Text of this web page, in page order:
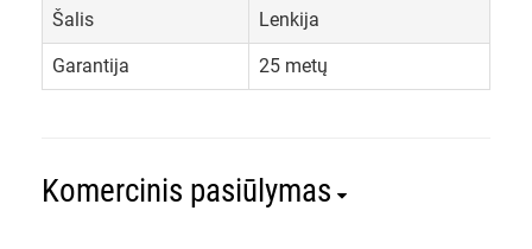
Šalis Lenkija
Garantija 25 metų
Komercinis pasiūlymas